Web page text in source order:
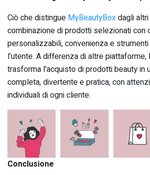
Ciò che distingue MyBeautyBoxdagli
combinazione di prodotti selezionati con
personalizzabili, convenienza e
l’utente. A differenza di altre
trasforma l’acquisto di prodotti beauty in
completa, divertente e pratica, con
individuali di ogni cliente.
Conclusione